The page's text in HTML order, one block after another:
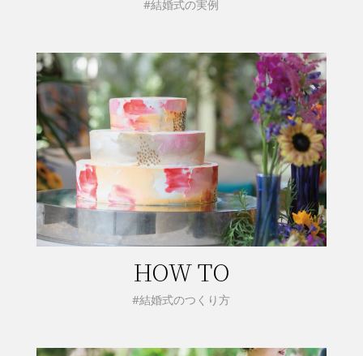
#結婚式の実例
HOW TO
#結婚式のつくり方